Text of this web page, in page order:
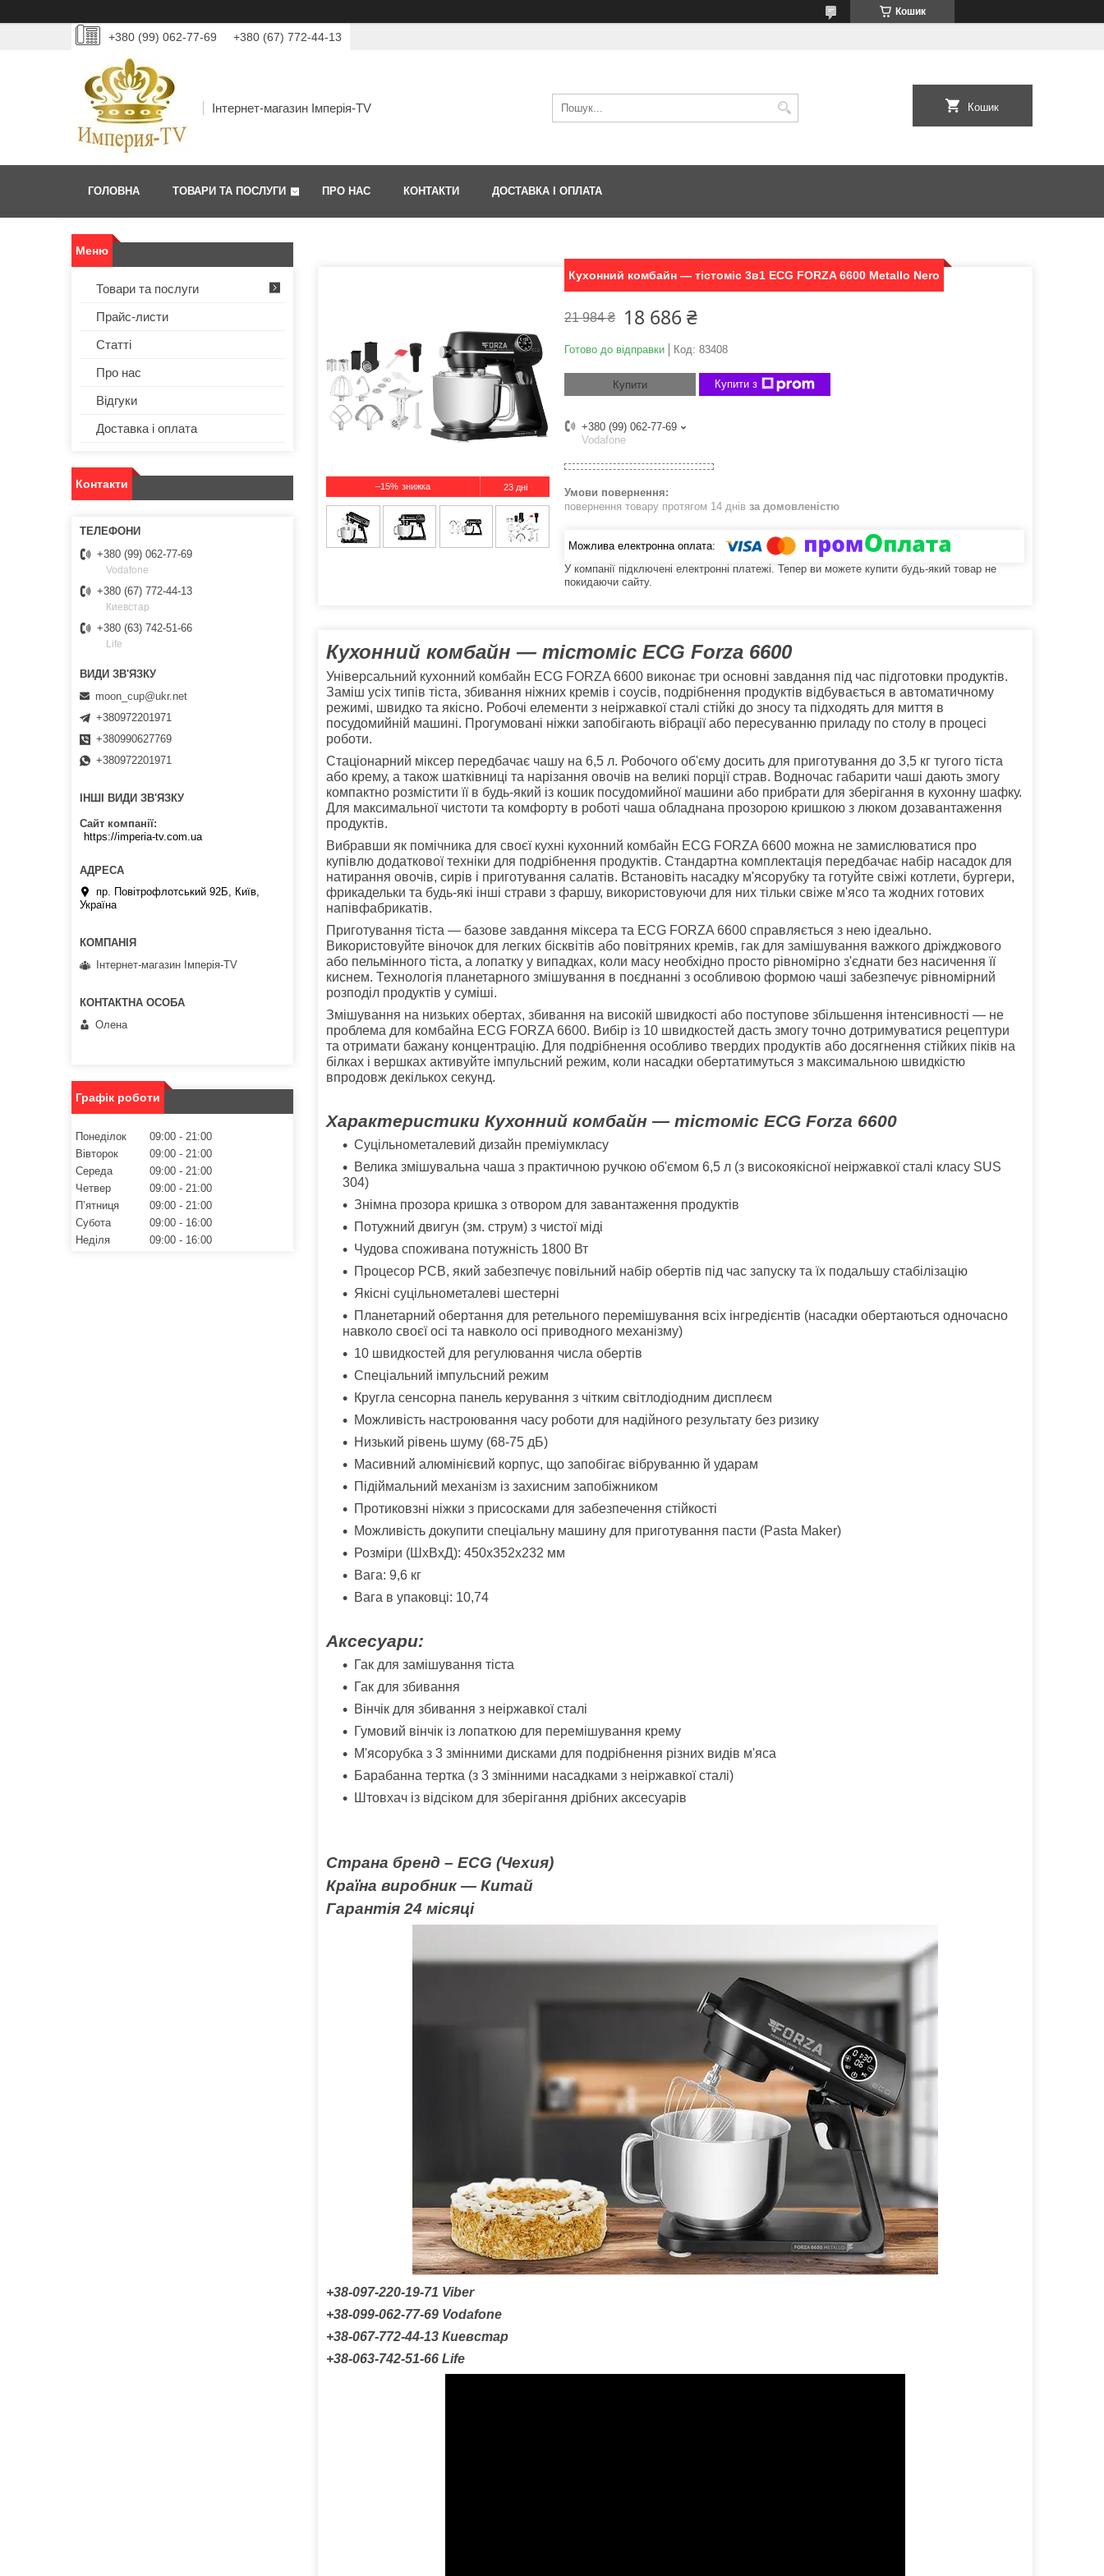
Кошик
+380 (99) 062-77-69 +380 (67) 772-44-13
Інтернет-магазин Імперія-TV Кошик
ГОЛОВНА ТОВАРИ ТА ПОСЛУГИ ПРО НАС КОНТАКТИ ДОСТАВКА І ОПЛАТА
–15% 23 дні
Кухонний комбайн — тістоміс 3в1 ECG FORZA 6600 Metallo Nero
21 984 ₴ 18 686 ₴
Готово до відправки Код: 83408
Купити Купити з
+380 (99) 062-77-69
Vodafone
повернення товару протягом 14 днів за домовленістю
У компанії підключені електронні платежі. Тепер ви можете купити будь-який товар не
покидаючи сайту.
Кухонний комбайн — тістоміс ECG Forza 6600
Універсальний кухонний комбайн ECG FORZA 6600 виконає три основні завдання під час підготовки продуктів.
Заміш усіх типів тіста, збивання ніжних кремів і соусів, подрібнення продуктів відбувається в автоматичному
режимі, швидко та якісно. Робочі елементи з неіржавкої сталі стійкі до зносу та підходять для миття в
посудомийній машині. Прогумовані ніжки запобігають вібрації або пересуванню приладу по столу в процесі
роботи.
Стаціонарний міксер передбачає чашу на 6,5 л. Робочого об'єму досить для приготування до 3,5 кг тугого тіста
або крему, а також шатківниці та нарізання овочів на великі порції страв. Водночас габарити чаші дають змогу
компактно розмістити її в будь-який із кошик посудомийної машини або прибрати для зберігання в кухонну шафку.
Для максимальної чистоти та комфорту в роботі чаша обладнана прозорою кришкою з люком дозавантаження
продуктів.
Вибравши як помічника для своєї кухні кухонний комбайн ECG FORZA 6600 можна не замислюватися про
купівлю додаткової техніки для подрібнення продуктів. Стандартна комплектація передбачає набір насадок для
натирання овочів, сирів і приготування салатів. Встановіть насадку м'ясорубку та готуйте свіжі котлети, бургери,
фрикадельки та будь-які інші страви з фаршу, використовуючи для них тільки свіже м'ясо та жодних готових
напівфабрикатів.
Приготування тіста — базове завдання міксера та ECG FORZA 6600 справляється з нею ідеально.
Використовуйте віночок для легких бісквітів або повітряних кремів, гак для замішування важкого дріжджового
або пельмінного тіста, а лопатку у випадках, коли масу необхідно просто рівномірно з'єднати без насичення її
киснем. Технологія планетарного змішування в поєднанні з особливою формою чаші забезпечує рівномірний
розподіл продуктів у суміші.
Змішування на низьких обертах, збивання на високій швидкості або поступове збільшення інтенсивності — не
проблема для комбайна ECG FORZA 6600. Вибір із 10 швидкостей дасть змогу точно дотримуватися рецептури
та отримати бажану концентрацію. Для подрібнення особливо твердих продуктів або досягнення стійких піків на
білках і вершках активуйте імпульсний режим, коли насадки обертатимуться з максимальною швидкістю
впродовж декількох секунд.
Характеристики Кухонний комбайн — тістоміс ECG Forza 6600
Суцільнометалевий дизайн преміумкласу
Велика змішувальна чаша з практичною ручкою об'ємом 6,5 л (з високоякісної неіржавкої сталі класу SUS
304)
Знімна прозора кришка з отвором для завантаження продуктів
Потужний двигун (зм. струм) з чистої міді
Чудова споживана потужність 1800 Вт
Процесор PCB, який забезпечує повільний набір обертів під час запуску та їх подальшу стабілізацію
Якісні суцільнометалеві шестерні
Планетарний обертання для ретельного перемішування всіх інгредієнтів (насадки обертаються одночасно
навколо своєї осі та навколо осі приводного механізму)
10 швидкостей для регулювання числа обертів
Спеціальний імпульсний режим
Кругла сенсорна панель керування з чітким світлодіодним дисплеєм
Можливість настроювання часу роботи для надійного результату без ризику
Низький рівень шуму (68-75 дБ)
Масивний алюмінієвий корпус, що запобігає вібруванню й ударам
Підіймальний механізм із захисним запобіжником
Протиковзні ніжки з присосками для забезпечення стійкості
Можливість докупити спеціальну машину для приготування пасти (Pasta Maker)
Розміри (ШхВхД): 450х352х232 мм
Вага: 9,6 кг
Вага в упаковці: 10,74
Аксесуари:
Гак для замішування тіста
Гак для збивання
Вінчік для збивання з неіржавкої сталі
Гумовий вінчік із лопаткою для перемішування крему
М'ясорубка з 3 змінними дисками для подрібнення різних видів м'яса
Барабанна тертка (з 3 змінними насадками з неіржавкої сталі)
Штовхач із відсіком для зберігання дрібних аксесуарів
Страна бренд – ECG (Чехия)
Країна виробник — Китай
Гарантія 24 місяці
+38-097-220-19-71 Viber
+38-099-062-77-69 Vodafone
+38-067-772-44-13 Киевстар
+38-063-742-51-66 Life
Товари та послуги
Прайс-листи
Статті
Про нас
Відгуки
Доставка і оплата
Контакти
+380 (99) 062-77-69
Vodafone
+380 (67) 772-44-13
Киевстар
+380 (63) 742-51-66
Life
moon_cup@ukr.net
+380972201971
+380990627769
+380972201971
ІНШІ ВИДИ ЗВ'ЯЗКУ
Сайт компанії
https://imperia-tv.com.ua
пр. Повітрофлотський 92Б, Київ,
Україна
Інтернет-магазин Імперія-TV
Олена
Графік роботи
Понеділок 09:00
21:00
Вівторок
09:00
21:00
Середа
09:00
21:00
Четвер
09:00
21:00
Пʼятниця
09:00
21:00
Субота
09:00
16:00
Неділя
09:00 16:00